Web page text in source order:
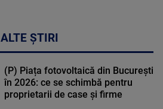
ALTE ȘTIRI
(P) Piața fotovoltaică din București
în 2026: ce se schimbă pentru
proprietarii de case și firme